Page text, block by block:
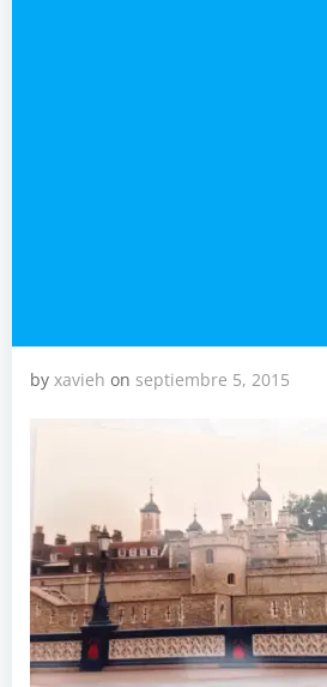
by xavieh on septiembre 5, 2015